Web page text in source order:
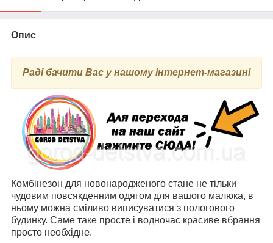
Опис
Раді бачити Вас у нашому інтернет-магазині
Комбінезон для новонародженого стане не тільки
чудовим повсякденним одягом для вашого малюка, в
ньому можна сміливо виписуватися з пологового
будинку. Саме таке просте і водночас красиве вбрання
просто необхідне.